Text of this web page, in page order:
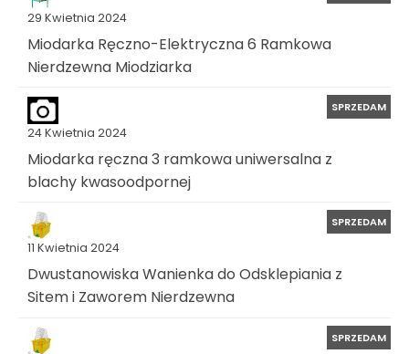
29 Kwietnia 2024
Miodarka Ręczno-Elektryczna 6 Ramkowa
Nierdzewna Miodziarka
24 Kwietnia 2024
SPRZEDAM
Miodarka ręczna 3 ramkowa uniwersalna z
blachy kwasoodpornej
11 Kwietnia 2024
SPRZEDAM
Dwustanowiska Wanienka do Odsklepiania z
Sitem i Zaworem Nierdzewna
SPRZEDAM